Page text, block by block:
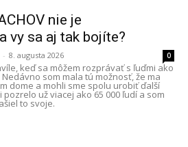
nie je
vy sa aj tak bojíte?
- 8. augusta 2026 0
keď sa môžem rozprávať s ľuďmi ako
som mala tú možnosť, že ma
dome a mohli sme spolu urobiť ďalší
už viacej ako 65 000 ľudí a som
to svoje.